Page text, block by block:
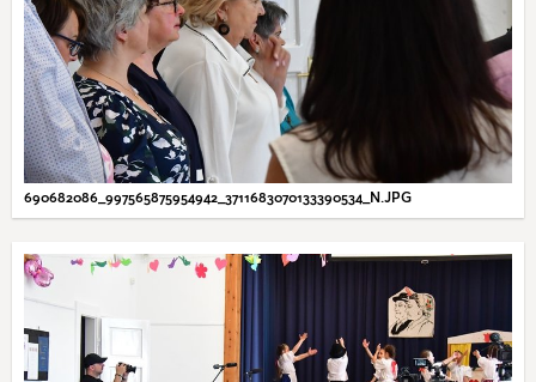
690682086_997565875954942_3711683070133390534_N.JPG